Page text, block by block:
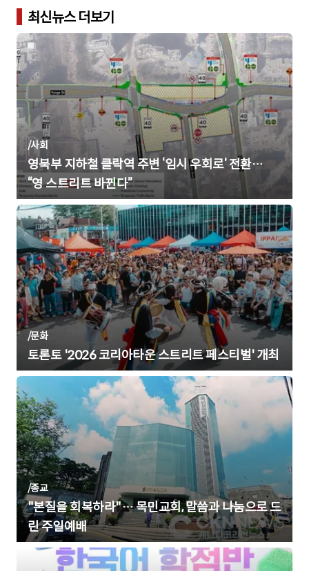
최신뉴스 더보기
/사회
영북부 지하철 클락역 주변 ‘임시 우회로’ 전환…
“영 스트리트 바뀐다”
/문화
토론토 '2026 코리아타운 스트리트 페스티벌' 개최
/종교
"본질을 회복하라"… 목민교회, 말씀과 나눔으로 드
린 주일예배